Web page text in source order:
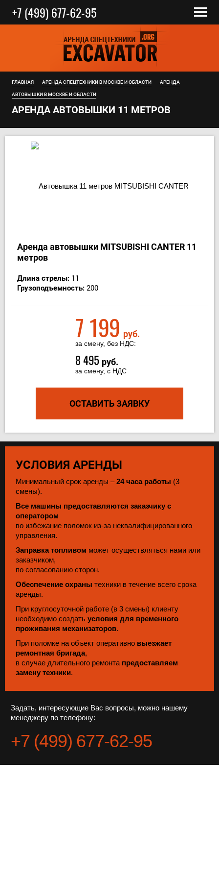
+7 (499) 677-62-95
ГЛАВНАЯ АРЕНДА СПЕЦТЕХНИКИ В МОСКВЕ И ОБЛАСТИ АРЕНДА
АВТОВЫШКИ В МОСКВЕ И ОБЛАСТИ
АРЕНДА АВТОВЫШКИ 11 МЕТРОВ
Аренда автовышки MITSUBISHI CANTER 11
метрoв
Длина стрелы: 11
Грузоподъемность: 200
7 199руб.
за смену, без НДС:
8 495 руб.
за смену, с НДС
ОСТАВИТЬ ЗАЯВКУ
УСЛОВИЯ АРЕНДЫ
Минимальный срок аренды –24 часа работы (3
смены).
Все машины предоставляются заказчику с
оператором
во избежание поломок из-за неквалифицированного
управления.
Заправка топливом может осуществляться нами или
заказчиком,
по согласованию сторон.
Обеспечение охраны техники в течение всего срока
аренды.
При круглосуточной работе (в 3 смены) клиенту
необходимо создать условия для временного
проживания механизаторов.
При поломке на объект оперативно выезжает
ремонтная бригада,
в случае длительного ремонта предоставляем
замену техники.
Задать, интересующие Вас вопросы, можно нашему
менеджеру по телефону:
+7 (499) 677-62-95